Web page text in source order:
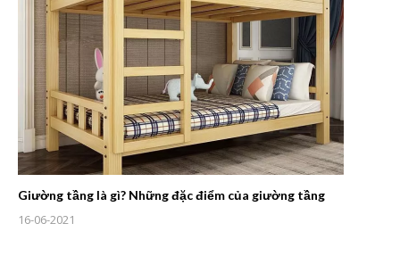
Giường tầng là gì? Những đặc điểm của giường tầng
16-06-2021